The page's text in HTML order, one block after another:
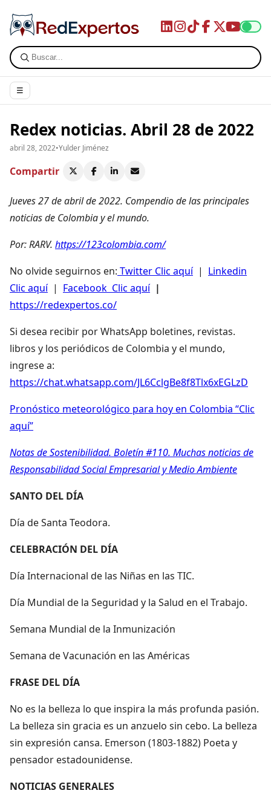
☰
Redex noticias. Abril 28 de 2022
abril 28, 2022•Yulder Jiménez
Compartir
Jueves 27 de abril de 2022. Compendio de las principales
noticias de Colombia y el mundo.
Por: RARV. https://123colombia.com/
No olvide seguirnos en: Twitter Clic aquí| Linkedin
Clic aquí| Facebook Clic aquí|
https://redexpertos.co/
Si desea recibir por WhatsApp boletines, revistas.
libros y los periódicos de Colombia y el mundo,
ingrese a:
https://chat.whatsapp.com/JL6CclgBe8f8Tlx6xEGLzD
Pronóstico meteorológico para hoy en Colombia “Clic
aquí”
Notas de Sostenibilidad. Boletín #110. Muchas noticias de
Responsabilidad Social Empresarial y Medio Ambiente
SANTO DEL DÍA
Día de Santa Teodora.
CELEBRACIÓN DEL DÍA
Día Internacional de las Niñas en las TIC.
Día Mundial de la Seguridad y la Salud en el Trabajo.
Semana Mundial de la Inmunización
Semana de Vacunación en las Américas
FRASE DEL DÍA
No es la belleza lo que inspira la más profunda pasión.
La belleza sin gracia es un anzuelo sin cebo. La belleza
sin expresión cansa. Emerson (1803-1882) Poeta y
pensador estadounidense.
NOTICIAS GENERALES